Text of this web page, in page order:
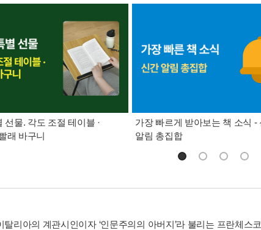
선물. 각도 조절 테이블 ·
래 바구니
가장 빠르게 받아보는 책 소식 -
알림 총집합
탈리아의 계관시인이자 ‘인문주의의 아버지’라 불리는 프란체스